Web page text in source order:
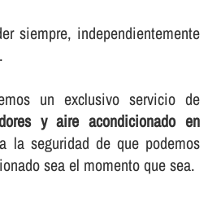
siempre, independientemente
un exclusivo servicio de
y aire acondicionado en
la seguridad de que podemos
sea el momento que sea.